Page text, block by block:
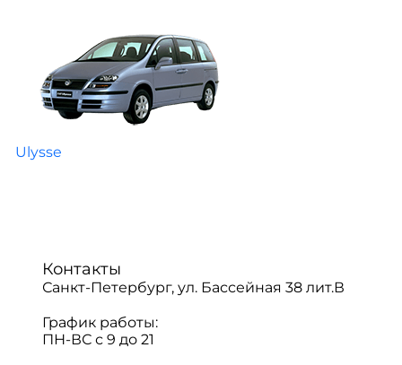
Ulysse
Контакты
Санкт-Петербург, ул. Бассейная 38 лит.В
График работы:
ПН-ВС с 9 до 21